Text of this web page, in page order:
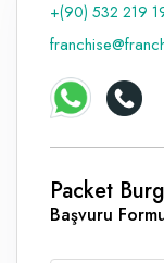
+(90) 532 219
Packet
Başvuru